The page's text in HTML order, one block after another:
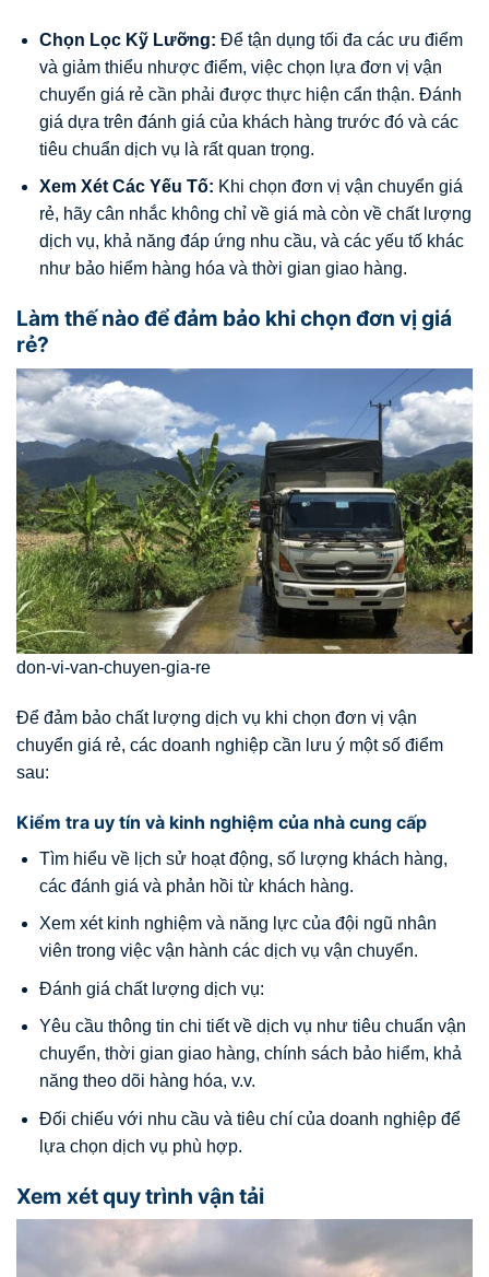
Chọn Lọc Kỹ Lưỡng: Để tận dụng tối đa các ưu điểm
và giảm thiểu nhược điểm, việc chọn lựa đơn vị vận
chuyển giá rẻ cần phải được thực hiện cẩn thận. Đánh
giá dựa trên đánh giá của khách hàng trước đó và các
tiêu chuẩn dịch vụ là rất quan trọng.
Xem Xét Các Yếu Tố: Khi chọn đơn vị vận chuyển giá
rẻ, hãy cân nhắc không chỉ về giá mà còn về chất lượng
dịch vụ, khả năng đáp ứng nhu cầu, và các yếu tố khác
như bảo hiểm hàng hóa và thời gian giao hàng.
Làm thế nào để đảm bảo khi chọn đơn vị giá
rẻ?
don-vi-van-chuyen-gia-re
Để đảm bảo chất lượng dịch vụ khi chọn đơn vị vận
chuyển giá rẻ, các doanh nghiệp cần lưu ý một số điểm
sau:
Kiểm tra uy tín và kinh nghiệm của nhà cung cấp
Tìm hiểu về lịch sử hoạt động, số lượng khách hàng,
các đánh giá và phản hồi từ khách hàng.
Xem xét kinh nghiệm và năng lực của đội ngũ nhân
viên trong việc vận hành các dịch vụ vận chuyển.
Đánh giá chất lượng dịch vụ:
Yêu cầu thông tin chi tiết về dịch vụ như tiêu chuẩn vận
chuyển, thời gian giao hàng, chính sách bảo hiểm, khả
năng theo dõi hàng hóa, v.v.
Đối chiếu với nhu cầu và tiêu chí của doanh nghiệp để
lựa chọn dịch vụ phù hợp.
Xem xét quy trình vận tải